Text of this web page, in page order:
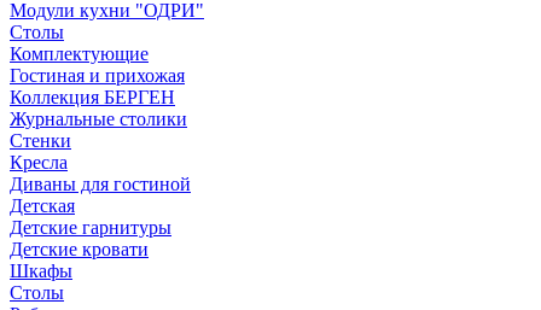
Модули кухни "ОДРИ"
Столы
Комплектующие
Гостиная и прихожая
Коллекция БЕРГЕН
Журнальные столики
Стенки
Кресла
Диваны для гостиной
Детская
Детские гарнитуры
Детские кровати
Шкафы
Столы